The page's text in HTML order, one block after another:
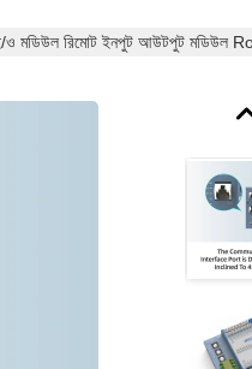
ও মডিউল রিমোট ইনপুট আউটপুট